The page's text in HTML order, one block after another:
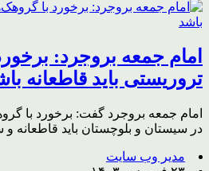
امام جمعه بروجرد:
تروریستی باید قاطعانه
امام جمعه بروجرد گفت: برخورد با
در سیستان و بلوچستان باید قاطعانه و
مدیر وب سایت